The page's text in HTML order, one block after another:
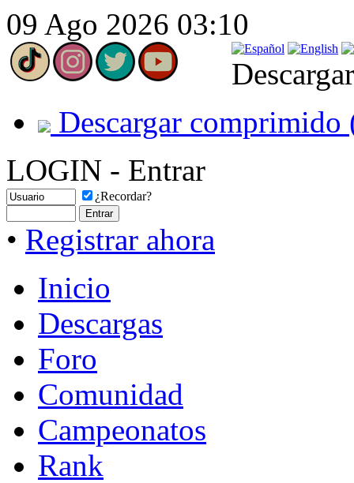
09 Ago 2026 03:10
Descargar comprimido
LOGIN - Entrar
¿Recordar?
• Registrar ahora
Inicio
Descargas
Foro
Comunidad
Campeonatos
Rank